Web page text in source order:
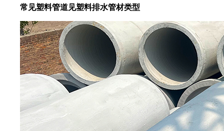
常见塑料管道见塑料排水管材类型